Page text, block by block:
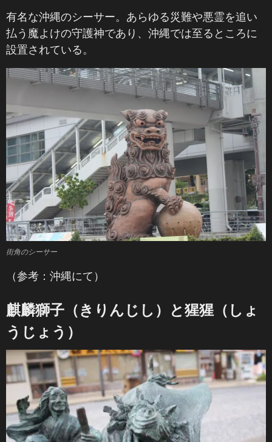
有名な沖縄のシーサー。あらゆる災難や悪霊を追い
払う魔よけの守護神であり、沖縄では至るところに
設置されている。
街角のシーサー
（参考：沖縄にて）
麒麟獅子（きりんじし）と猩猩（しょ
うじょう）